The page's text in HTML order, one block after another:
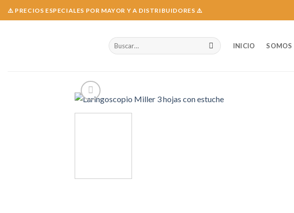
Skip
to
⚠️ PRECIOS ESPECIALES POR MAYOR Y A DISTRIBUIDORES ⚠️
Buscar
por:
INICIO SOMOS